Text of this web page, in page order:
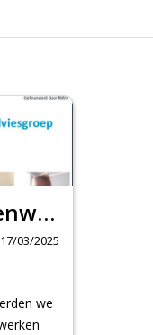
Webinar samenwerken met een burgeradviesgroep
17/03/2025
we